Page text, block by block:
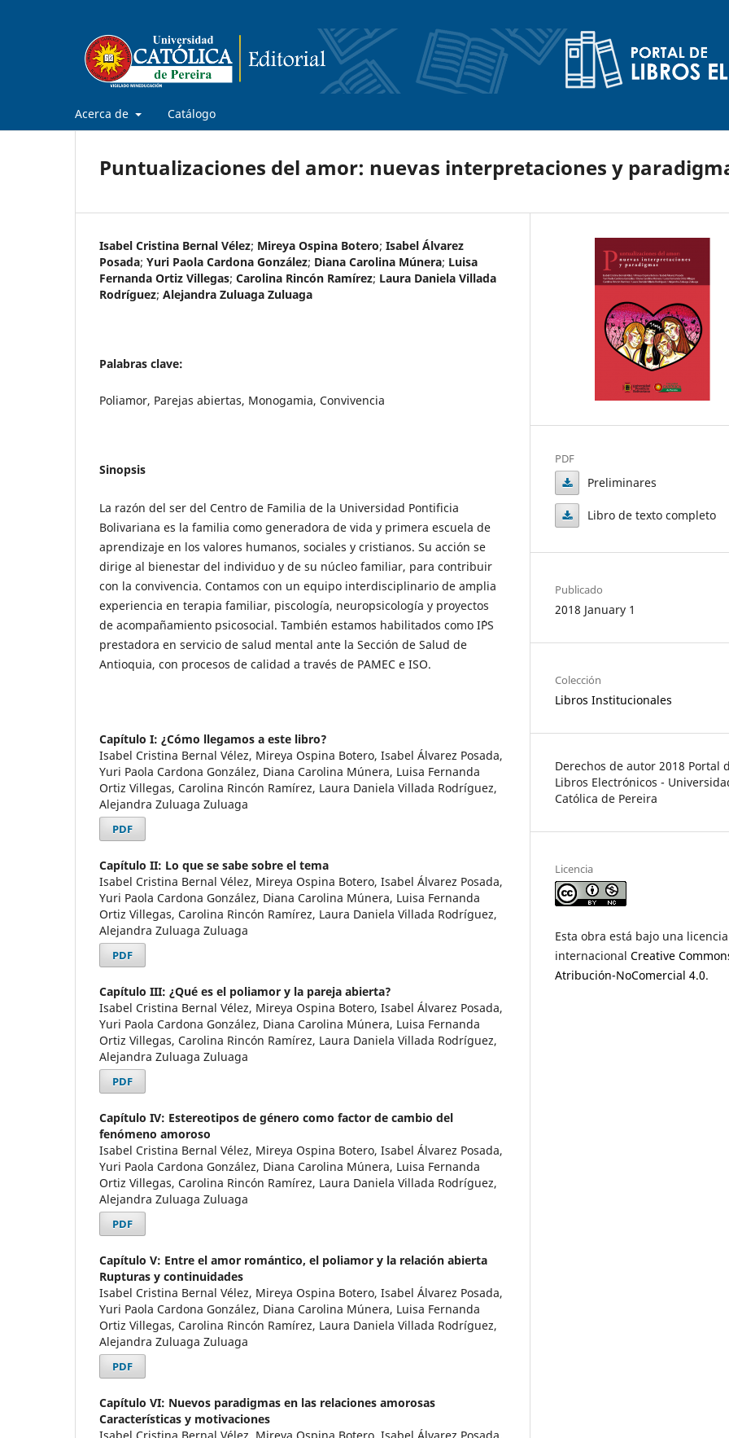
Acerca de Catálogo
Puntualizaciones del amor: nuevas interpretaciones y
Isabel Cristina Bernal Vélez; Mireya Ospina Botero; Isabel Álvarez
Posada; Yuri Paola Cardona González; Diana Carolina Múnera; Luisa
Fernanda Ortiz Villegas; Carolina Rincón Ramírez; Laura Daniela Villada
Rodríguez; Alejandra Zuluaga Zuluaga
Palabras clave:
Poliamor, Parejas abiertas, Monogamia, Convivencia
Sinopsis
La razón del ser del Centro de Familia de la Universidad Pontificia
Bolivariana es la familia como generadora de vida y primera escuela de
aprendizaje en los valores humanos, sociales y cristianos. Su acción se
dirige al bienestar del individuo y de su núcleo familiar, para contribuir
con la convivencia. Contamos con un equipo interdisciplinario de amplia
experiencia en terapia familiar, piscología, neuropsicología y proyectos
de acompañamiento psicosocial. También estamos habilitados como I´PS
prestadora en servicio de salud mental ante la Sección de Salud de
Antioquia, con procesos de calidad a través de PAMEC e ISO.
Capítulo I: ¿Cómo llegamos a este libro?
Isabel Cristina Bernal Vélez, Mireya Ospina Botero, Isabel Álvarez Posada,
Yuri Paola Cardona González, Diana Carolina Múnera, Luisa Fernanda
Ortiz Villegas, Carolina Rincón Ramírez, Laura Daniela Villada Rodríguez,
Alejandra Zuluaga Zuluaga
PDF
Capítulo II: Lo que se sabe sobre el tema
Isabel Cristina Bernal Vélez, Mireya Ospina Botero, Isabel Álvarez Posada,
Yuri Paola Cardona González, Diana Carolina Múnera, Luisa Fernanda
Ortiz Villegas, Carolina Rincón Ramírez, Laura Daniela Villada Rodríguez,
Alejandra Zuluaga Zuluaga
PDF
Capítulo III: ¿Qué es el poliamor y la pareja abierta?
Isabel Cristina Bernal Vélez, Mireya Ospina Botero, Isabel Álvarez Posada,
Yuri Paola Cardona González, Diana Carolina Múnera, Luisa Fernanda
Ortiz Villegas, Carolina Rincón Ramírez, Laura Daniela Villada Rodríguez,
Alejandra Zuluaga Zuluaga
PDF
Capítulo IV: Estereotipos de género como factor de cambio del
fenómeno amoroso
Isabel Cristina Bernal Vélez, Mireya Ospina Botero, Isabel Álvarez Posada,
Yuri Paola Cardona González, Diana Carolina Múnera, Luisa Fernanda
Ortiz Villegas, Carolina Rincón Ramírez, Laura Daniela Villada Rodríguez,
Alejandra Zuluaga Zuluaga
PDF
Capítulo V: Entre el amor romántico, el poliamor y la relación abierta
Rupturas y continuidades
Isabel Cristina Bernal Vélez, Mireya Ospina Botero, Isabel Álvarez Posada,
Yuri Paola Cardona González, Diana Carolina Múnera, Luisa Fernanda
Ortiz Villegas, Carolina Rincón Ramírez, Laura Daniela Villada Rodríguez,
Alejandra Zuluaga Zuluaga
PDF
Capítulo VI: Nuevos paradigmas en las relaciones amorosas
Características y motivaciones
Isabel Cristina Bernal Vélez, Mireya Ospina Botero, Isabel Álvarez Posada,
PDF
Preliminares
PreliminaresLibro de texto completo
texto
completo
Publicado
2018 January 1
Colección
Libros Institucionales
Derechos de autor 2018 Portal
Libros Electrónicos -
Católica de Pereira
Licencia
Esta obra está bajo una licencia
internacional Creative
Atribución-NoComercial 4.0.